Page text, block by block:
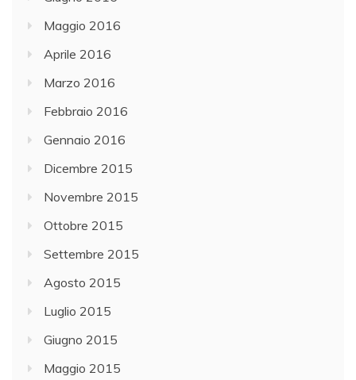
Maggio 2016
Aprile 2016
Marzo 2016
Febbraio 2016
Gennaio 2016
Dicembre 2015
Novembre 2015
Ottobre 2015
Settembre 2015
Agosto 2015
Luglio 2015
Giugno 2015
Maggio 2015